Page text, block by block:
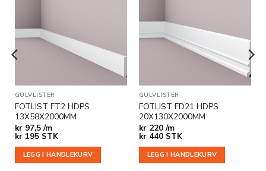
GULVLISTER
FOTLIST FT2 HDPS
13X58X2000MM
kr97,5 /m
kr195 STK
LEGG I HANDLEKURV
ønskeliste
GULVLISTER
FOTLIST FD21 HDPS
20X130X2000MM
kr220 /m
kr440 STK
LEGG I HANDLEKURV